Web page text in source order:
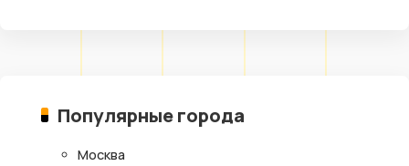
Популярные города
Москва